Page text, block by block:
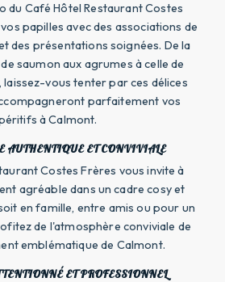
du Café Hôtel Restaurant Costes
papilles avec des associations de
des présentations soignées. De la
saumon aux agrumes à celle de
laissez-vous tenter par ces délices
parfaitement vos
à Calmont.
AUTHENTIQUE ET CONVIVIALE
Costes Frères vous invite à
agréable dans un cadre cosy et
en famille, entre amis ou pour un
de l'atmosphère conviviale de
emblématique de Calmont.
ET PROFESSIONNEL